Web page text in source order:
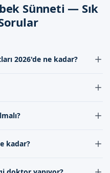
güvende tutmak için gerekli
edilmesi gerekmektedir:
için gerekli tüm önlemleri
Sünneti — Sık
2026'de ne kadar?
İletişim formumuz
İşlem sonrası
bebeğin sağlık
kadar?